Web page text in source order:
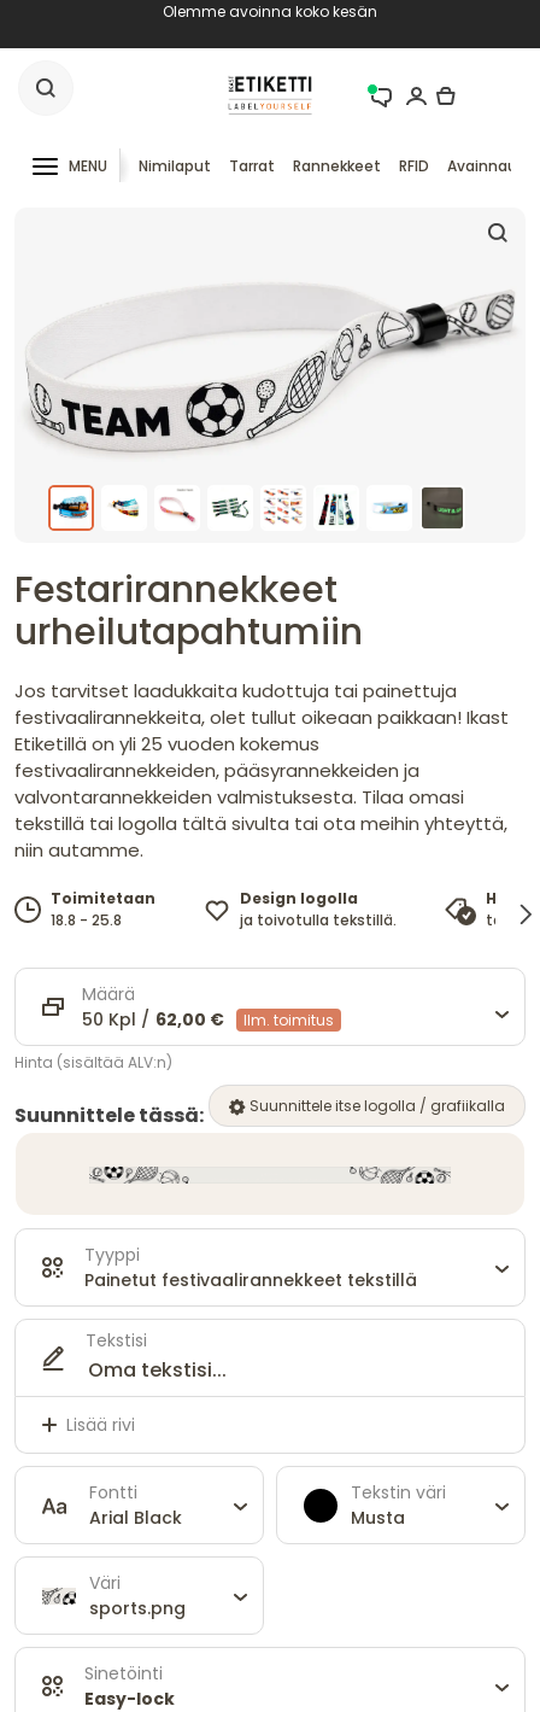
Olemme avoinna koko kesän
MENU Nimilaput Tarrat Rannekkeet RFID
Festarirannekkeet
urheilutapahtumiin
Jos tarvitset laadukkaita kudottuja tai painettuja
festivaalirannekkeita, olet tullut oikeaan paikkaan! Ikast
Etiketillä on yli 25 vuoden kokemus
festivaalirannekkeiden, pääsyrannekkeiden ja
valvontarannekkeiden valmistuksesta. Tilaa omasi
tekstillä tai logolla tältä sivulta tai ota meihin yhteyttä,
niin autamme.
Toimitetaan
18.8 - 25.8
Design logolla
ja toivotulla tekstillä.
takaa
Määrä
50 Kpl / 62,00 € Ilm. toimitus
Hinta (sisältää ALV:n)
Suunnittele tässä: Suunnittele itse logolla / grafiikalla
Tyyppi
Painetut festivaalirannekkeet tekstillä
Tekstisi
Lisää rivi
Fontti
Arial Black
Tekstin väri
Musta
Väri
sports.png
Sinetöinti
Easy-lock